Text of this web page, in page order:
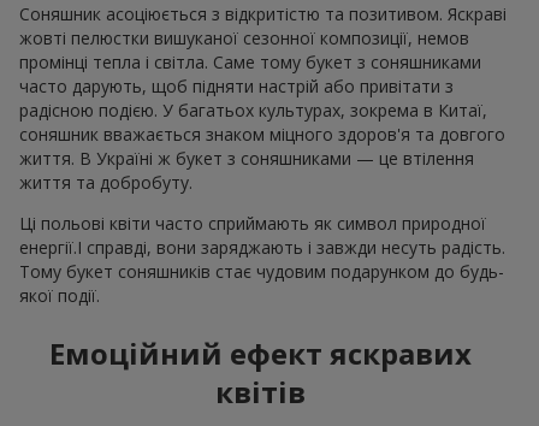
Соняшник асоціюється з відкритістю та позитивом. Яскраві
жовті пелюстки вишуканої сезонної композиції, немов
промінці тепла і світла. Саме тому букет з соняшниками
часто дарують, щоб підняти настрій або привітати з
радісною подією. У багатьох культурах, зокрема в Китаї,
соняшник вважається знаком міцного здоров'я та довгого
життя. В Україні ж букет з соняшниками — це втілення
життя та добробуту.
Ці польові квіти часто сприймають як символ природної
енергії.І справді, вони заряджають і завжди несуть радість.
Тому букет соняшників стає чудовим подарунком до будь-
якої події.
Емоційний ефект яскравих
квітів